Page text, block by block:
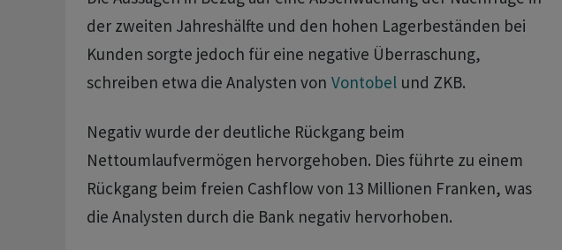
der zweiten Jahreshälfte und den hohen Lagerbeständen bei
Kunden sorgte jedoch für eine negative Überraschung,
schreiben etwa die Analysten von Vontobel und ZKB.
Negativ wurde der deutliche Rückgang beim
Nettoumlaufvermögen hervorgehoben. Dies führte zu einem
Rückgang beim freien Cashflow von 13 Millionen Franken, was
die Analysten durch die Bank negativ hervorhoben.